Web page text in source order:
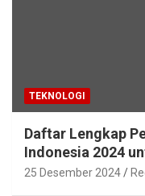
TEKNOLOGI
Daftar Lengkap
Indonesia 2024
25 Desember 2024